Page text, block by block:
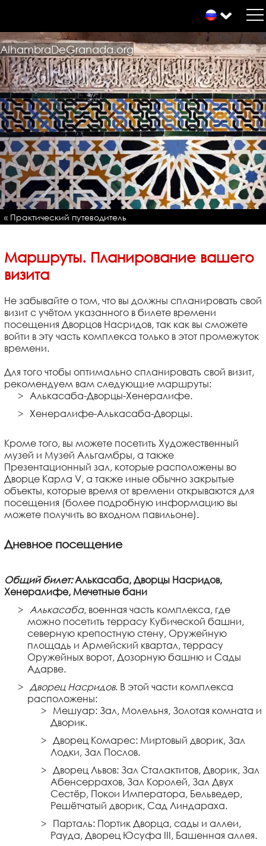
AlhambraDeGranada.org
« Практический путеводитель
Маршруты. Планирование вашего
визита
Не забывайте о том, что вы должны спланировать свой
визит с учётом указанного в билете времени
посещения Дворцов Насридов, так как вы сможете
войти в эту часть комплекса только в этот промежуток
времени.
Для того чтобы оптимально спланировать свой визит,
рекомендуем вам следующие маршруты:
Алькасаба-Дворцы-Хенералифе.
Хенералифе-Алькасаба-Дворцы.
Кроме того, вы можете посетить Художественный
музей и Музей Альгамбры, а также
Презентационный зал, которые расположены во
Дворце Карла V, а также иные обычно закрытые
объекты, которые время от времени открываются для
посещения (более подробную информацию вы
можете получить во входном павильоне).
Дневное посещение
Общий билет:Алькасаба, Дворцы Насридов,
Хенералифе, Мечетные бани
Алькасаба, военная часть комплекса, где
можно посетить террасу Кубической башни,
северную крепостную стену, Оружейную
площадь и Армейский квартал, террасу
Оружейных ворот, Дозорную башню и Сады
Адарве.
Дворец Насридов. В этой части комплекса
расположены:
Мешуар: Зал, Молельня, Золотая комната и
Дворик.
Дворец Комарес: Миртовый дворик, Зал
Лодки, Зал Послов.
Дворец Львов: Зал Сталактитов, Дворик, Зал
Абенсеррахов, Зал Королей, Зал Двух
Сестёр, Покои Императора, Бельведер,
Решётчатый дворик, Сад Линдараха.
Парталь: Портик Дворца, сады и аллеи,
Рауда, Дворец Юсуфа III, Башенная аллея.